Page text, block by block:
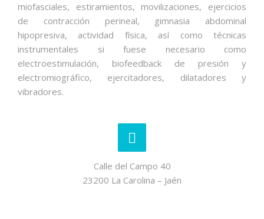
miofasciales, estiramientos, movilizaciones, ejercicios
de contracción perineal, gimnasia abdominal
hipopresiva, actividad física, así como técnicas
instrumentales si fuese necesario como
electroestimulación, biofeedback de presión y
electromiográfico, ejercitadores, dilatadores y
vibradores.
Calle del Campo 40
23200 La Carolina – Jaén